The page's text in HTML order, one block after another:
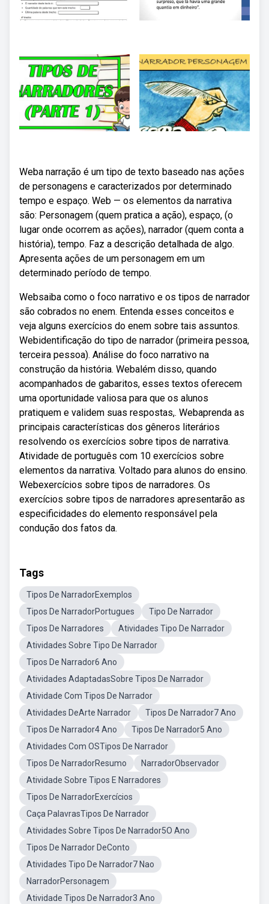
Weba narração é um tipo de texto baseado nas ações
de personagens e caracterizados por determinado
tempo e espaço. Web — os elementos da narrativa
são: Personagem (quem pratica a ação), espaço, (o
lugar onde ocorrem as ações), narrador (quem conta a
história), tempo. Faz a descrição detalhada de algo.
Apresenta ações de um personagem em um
determinado período de tempo.
Websaiba como o foco narrativo e os tipos de narrador
são cobrados no enem. Entenda esses conceitos e
veja alguns exercícios do enem sobre tais assuntos.
Webidentificação do tipo de narrador (primeira pessoa,
terceira pessoa). Análise do foco narrativo na
construção da história. Webalém disso, quando
acompanhados de gabaritos, esses textos oferecem
uma oportunidade valiosa para que os alunos
pratiquem e validem suas respostas,. Webaprenda as
principais características dos gêneros literários
resolvendo os exercícios sobre tipos de narrativa.
Atividade de português com 10 exercícios sobre
elementos da narrativa. Voltado para alunos do ensino.
Webexercícios sobre tipos de narradores. Os
exercícios sobre tipos de narradores apresentarão as
especificidades do elemento responsável pela
condução dos fatos da.
Tags
Tipos De NarradorExemplos
Tipos De NarradorPortugues
Tipo De Narrador
Tipos De Narradores
Atividades Tipo De Narrador
Atividades Sobre Tipo De Narrador
Tipos De Narrador6 Ano
Atividades AdaptadasSobre Tipos De Narrador
Atividade Com Tipos De Narrador
Atividades DeArte Narrador
Tipos De Narrador7 Ano
Tipos De Narrador4 Ano
Tipos De Narrador5 Ano
Atividades Com OSTipos De Narrador
Tipos De NarradorResumo
NarradorObservador
Atividade Sobre Tipos E Narradores
Tipos De NarradorExercícios
Caça PalavrasTipos De Narrador
Atividades Sobre Tipos De Narrador5O Ano
Tipos De Narrador DeConto
Atividades Tipo De Narrador7 Nao
NarradorPersonagem
Atividade Tipos De Narrador3 Ano